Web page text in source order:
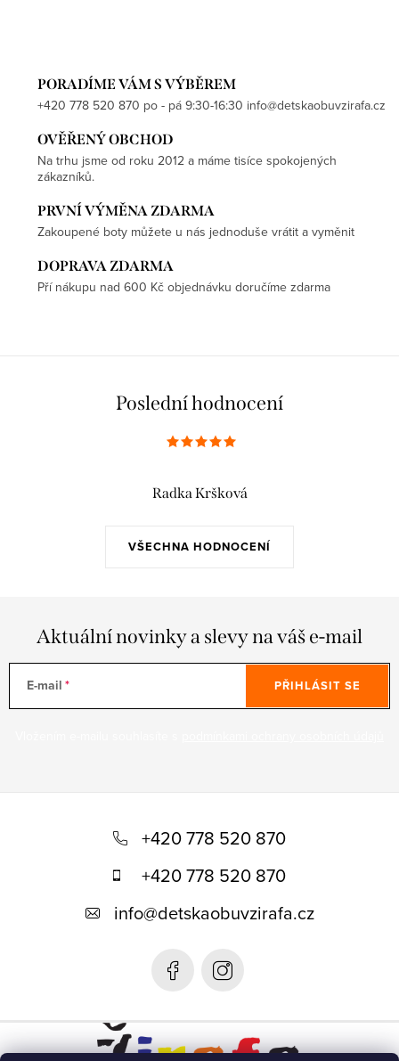
PORADÍME VÁM S VÝBĚREM
+420 778 520 870 po - pá 9:30-16:30 info@detskaobuvzirafa.cz
OVĚŘENÝ OBCHOD
Na trhu jsme od roku 2012 a máme tisíce spokojených
zákazníků.
PRVNÍ VÝMĚNA ZDARMA
Zakoupené boty můžete u nás jednoduše vrátit a vyměnit
DOPRAVA ZDARMA
Pří nákupu nad 600 Kč objednávku doručíme zdarma
Poslední hodnocení
VŠECHNA HODNOCENÍ
Radka Kršková
Aktuální novinky a slevy na váš e-mail
E-mail PŘIHLÁSIT SE
+420 778 520 870
+420 778 520 870
info@detskaobuvzirafa.cz